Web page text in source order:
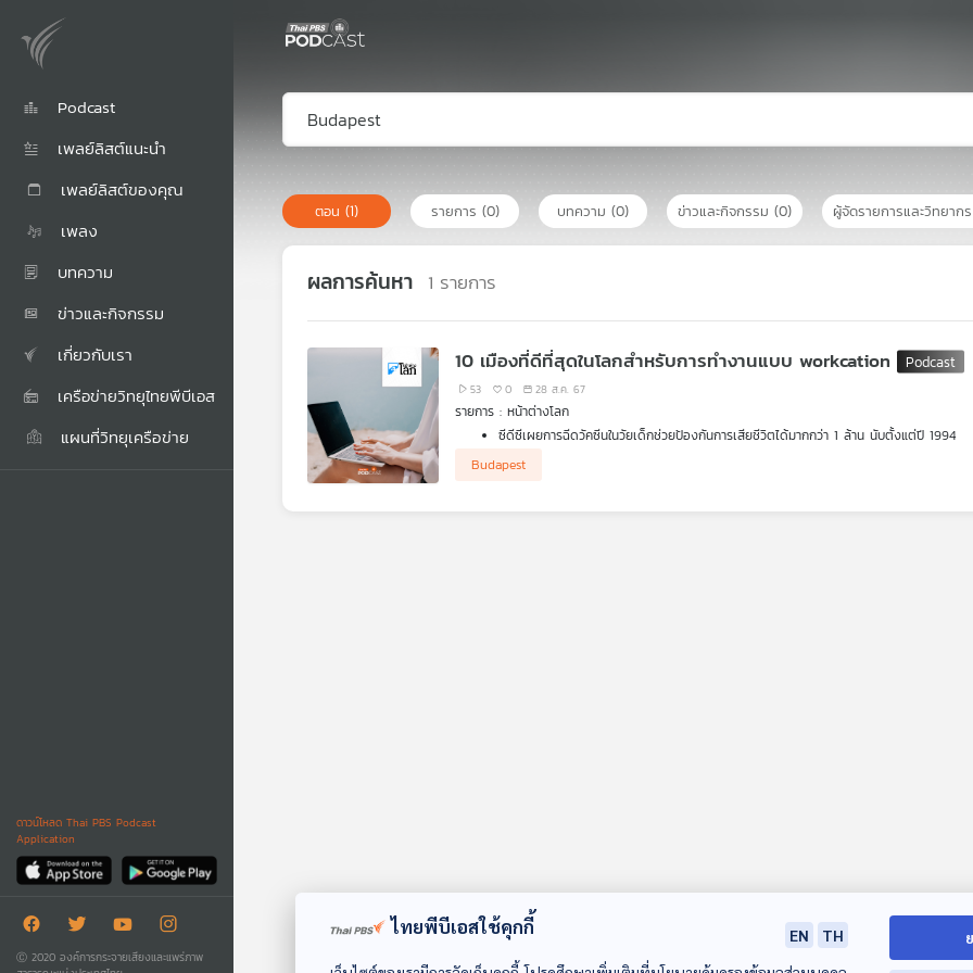
Podcast
เพลย์ลิสต์แนะนำ
เพลย์ลิสต์ของคุณ
เพลง
บทความ
ข่าวและกิจกรรม
เกี่ยวกับเรา
เครือข่ายวิทยุไทยพีบีเอส
แผนที่วิทยุเครือข่าย
ดาวน์โหลด Thai PBS Podcast
Application
Ⓒ 2020 องค์การกระจายเสียงและแพร่ภาพ
ตอน (1) รายการ (0) บทความ (0) ข่าวและกิจกรรม (0) ผู้จัดรายการและวิทยากร
ผลการค้นหา 1 รายการ
10 เมืองที่ดีที่สุดในโลกสำหรับการทำงานแบบ workcation
53 0 28 ส.ค. 67
รายการ : หน้าต่างโลก
ซีดีซีเผยการฉีดวัคซีนในวัยเด็กช่วยป้องกันการเสียชีวิตได้มากกว่า 1 ล้าน นับตั้งแต่ปี 1994
Budapest
ไทยพีบีเอสใช้คุกกี้ EN
TH